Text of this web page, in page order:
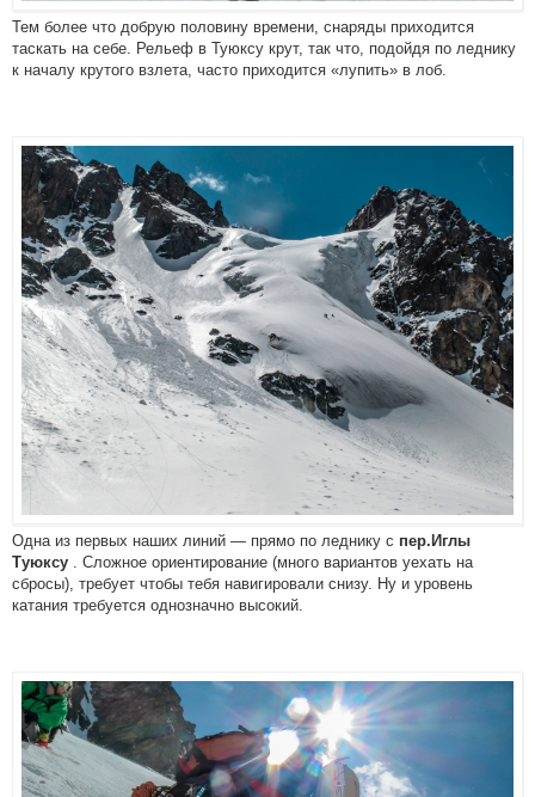
Тем более что добрую половину времени, снаряды приходится
таскать на себе. Рельеф в Туюксу крут, так что, подойдя по леднику
к началу крутого взлета, часто приходится «лупить» в лоб.
Одна из первых наших линий — прямо по леднику с пер.Иглы
Туюксу . Сложное ориентирование (много вариантов уехать на
сбросы), требует чтобы тебя навигировали снизу. Ну и уровень
катания требуется однозначно высокий.